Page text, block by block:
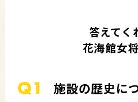
答えてく
花海館女
施設の歴史に